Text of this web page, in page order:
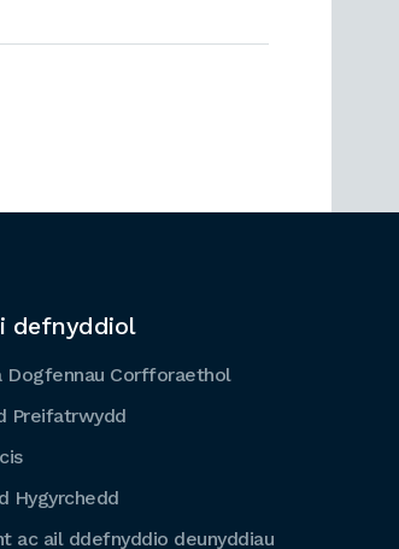
defnyddiol
Dogfennau Corfforaethol
Preifatrwydd
Hygyrchedd
ac ail ddefnyddio deunyddiau